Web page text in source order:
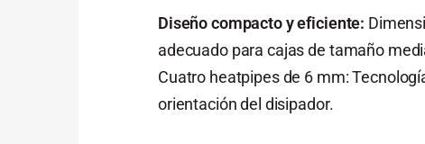
Diseño compacto y eficiente:
adecuado para cajas de tamaño
Cuatro heatpipes de 6 mm:
orientación del disipador.